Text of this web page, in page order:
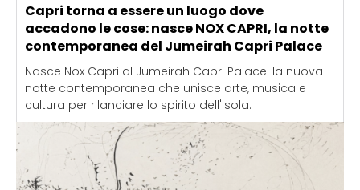
Capri torna a essere un luogo dove
accadono le cose: nasce NOX CAPRI, la notte
contemporanea del Jumeirah Capri Palace
Nasce Nox Capri al Jumeirah Capri Palace: la nuova
notte contemporanea che unisce arte, musica e
cultura per rilanciare lo spirito dell'isola.